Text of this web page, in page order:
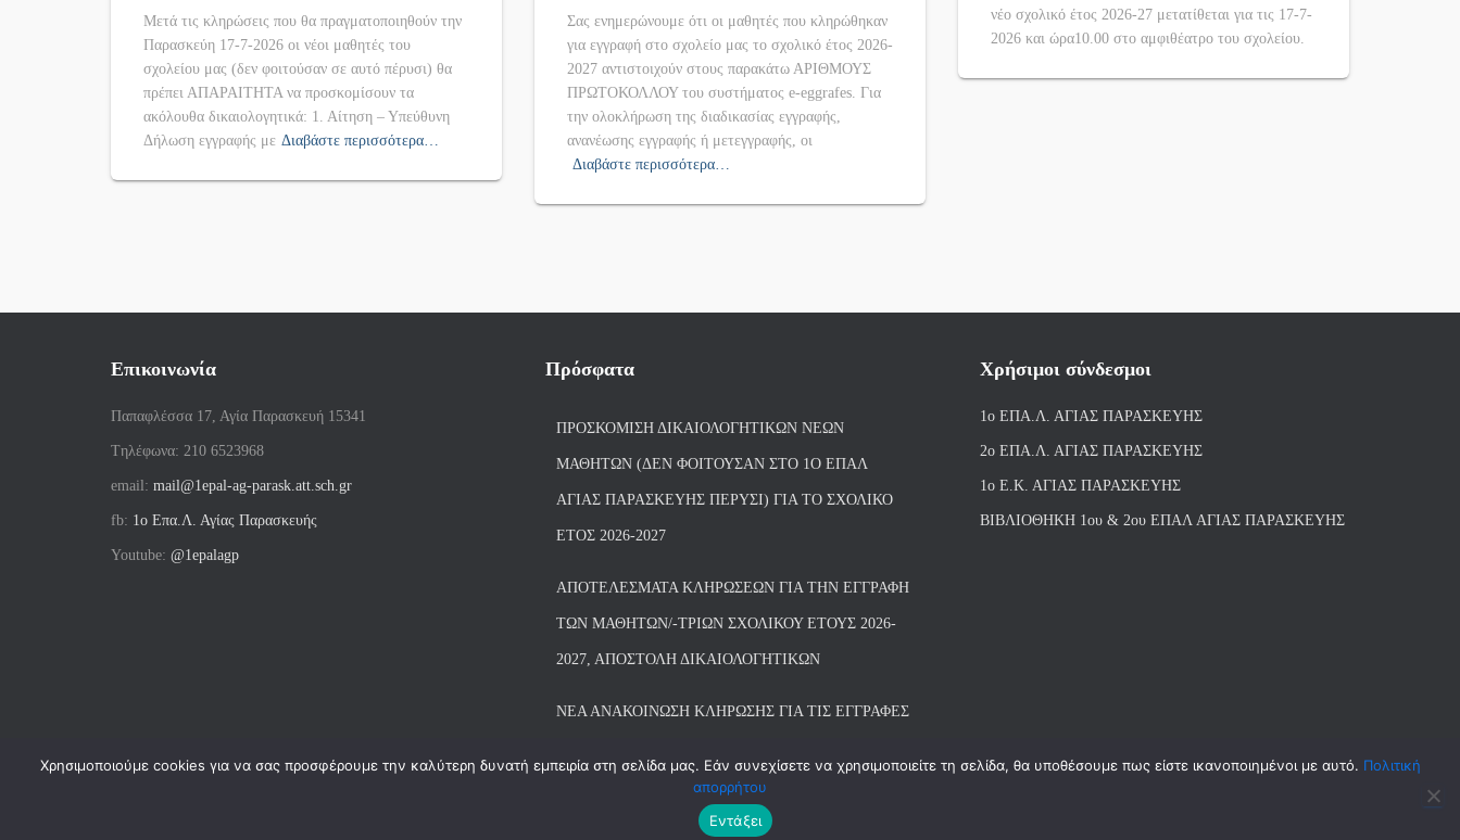
Μετά τις κληρώσεις που θα πραγματοποιηθούν την
Παρασκεύη 17-7-2026 οι νέοι μαθητές του
σχολείου μας (δεν φοιτούσαν σε αυτό πέρυσι) θα
πρέπει ΑΠΑΡΑΙΤΗΤΑ να προσκομίσουν τα
ακόλουθα δικαιολογητικά: 1. Αίτηση – Υπεύθυνη
Δήλωση εγγραφής με Διαβάστε περισσότερα…
Σας ενημερώνουμε ότι οι μαθητές που κληρώθηκαν
για εγγραφή στο σχολείο μας το σχολικό έτος 2026-
2027 αντιστοιχούν στους παρακάτω ΑΡΙΘΜΟΥΣ
ΠΡΩΤΟΚΟΛΛΟΥ του συστήματος e-eggrafes. Για
την ολοκλήρωση της διαδικασίας εγγραφής,
ανανέωσης εγγραφής ή μετεγγραφής, οι
Διαβάστε περισσότερα…
νέο σχολικό έτος 2026-27 μετατίθεται για τις 17-7-
2026 και ώρα10.00 στο αμφιθέατρο του σχολείου.
Επικοινωνία
Παπαφλέσσα 17, Αγία Παρασκευή 15341
Tηλέφωνα: 210 6523968
email: mail@1epal-ag-parask.att.sch.gr
fb: 1ο Επα.Λ. Αγίας Παρασκευής
Youtube: @1epalagp
Πρόσφατα
ΠΡΟΣΚΌΜΙΣΗ ΔΙΚΑΙΟΛΟΓΗΤΙΚΏΝ ΝΈΩΝ
ΜΑΘΗΤΏΝ (ΔΕΝ ΦΟΙΤΟΎΣΑΝ ΣΤΟ 1Ο ΕΠΑΛ
ΑΓΙΑΣ ΠΑΡΑΣΚΕΥΗΣ ΠΈΡΥΣΙ) ΓΙΑ ΤΟ ΣΧΟΛΙΚΌ
ΈΤΟΣ 2026-2027
ΑΠΟΤΕΛΈΣΜΑΤΑ ΚΛΗΡΏΣΕΩΝ ΓΙΑ ΤΗΝ ΕΓΓΡΑΦΉ
ΤΩΝ ΜΑΘΗΤΏΝ/-ΤΡΙΏΝ ΣΧΟΛΙΚΟΎ ΈΤΟΥΣ 2026-
2027, ΑΠΟΣΤΟΛΉ ΔΙΚΑΙΟΛΟΓΗΤΙΚΏΝ
ΝΕΑ ΑΝΑΚΟΙΝΩΣΗ ΚΛΗΡΩΣΗΣ ΓΙΑ ΤΙΣ ΕΓΓΡΑΦΕΣ
Χρήσιμοι σύνδεσμοι
1ο ΕΠΑ.Λ. ΑΓΙΑΣ ΠΑΡΑΣΚΕΥΗΣ
2ο ΕΠΑ.Λ. ΑΓΙΑΣ ΠΑΡΑΣΚΕΥΗΣ
1ο Ε.Κ. ΑΓΙΑΣ ΠΑΡΑΣΚΕΥΗΣ
ΒΙΒΛΙΟΘΗΚΗ 1ου & 2ου ΕΠΑΛ ΑΓΙΑΣ ΠΑΡΑΣΚΕΥΗΣ
Χρησιμοποιούμε cookies για να σας προσφέρουμε την καλύτερη δυνατή εμπειρία στη σελίδα μας. Εάν συνεχίσετε να χρησιμοποιείτε τη σελίδα, θα υποθέσουμε πως είστε ικανοποιημένοι με αυτό. Πολιτική
απορρήτου
Εντάξει